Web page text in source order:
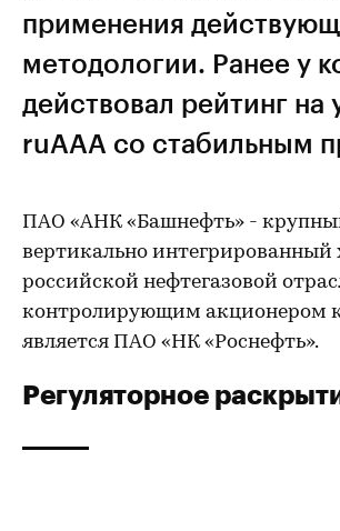
применения
методологии. Ранее у
действовал рейтинг на
ruААА со стабильным
ПАО «АНК «Башнефть» -
вертикально интегрированный
российской нефтегазовой
контролирующим акционером
является ПАО «НК «Роснефть».
Регуляторное